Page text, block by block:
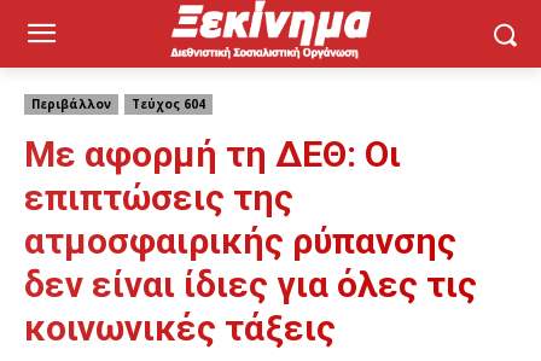
Περιβάλλον Τεύχος 604
Με αφορμή τη ΔΕΘ: Οι
επιπτώσεις της
ατμοσφαιρικής ρύπανσης
δεν είναι ίδιες για όλες τις
κοινωνικές τάξεις